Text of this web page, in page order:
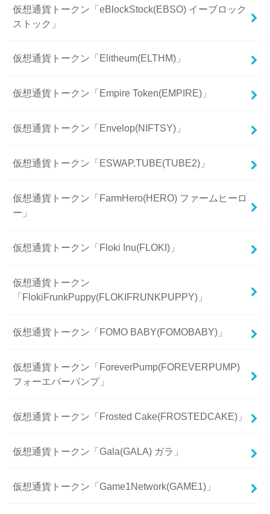
仮想通貨トークン「eBlockStock(EBSO) イーブロック
ストック」
仮想通貨トークン「Elitheum(ELTHM)」
仮想通貨トークン「Empire Token(EMPIRE)」
仮想通貨トークン「Envelop(NIFTSY)」
仮想通貨トークン「ESWAP.TUBE(TUBE2)」
仮想通貨トークン「FarmHero(HERO) ファームヒーロ
ー」
仮想通貨トークン「Floki Inu(FLOKI)」
仮想通貨トークン
「FlokiFrunkPuppy(FLOKIFRUNKPUPPY)」
仮想通貨トークン「FOMO BABY(FOMOBABY)」
仮想通貨トークン「ForeverPump(FOREVERPUMP)
フォーエバーパンプ」
仮想通貨トークン「Frosted Cake(FROSTEDCAKE)」
仮想通貨トークン「Gala(GALA) ガラ」
仮想通貨トークン「Game1Network(GAME1)」